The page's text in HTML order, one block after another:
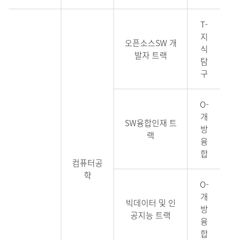
컴퓨터공
학
오픈소스SW 개
발자 트랙
T-
지
식
탐
구
SW융합인재 트
랙
O-
개
방
융
합
빅데이터 및 인
공지능 트랙
O-
개
방
융
합